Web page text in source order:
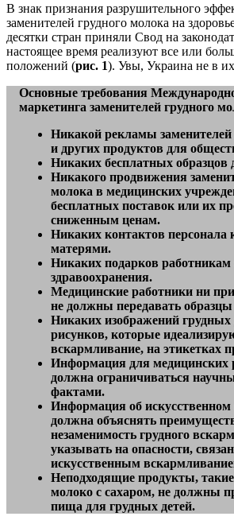
В знак признания разрушительного
заменителей грудного молока на
десятки стран приняли Свод на
настоящее время реализуют все или
положений (рис. 1). Увы, Украина не в
Основные требования
маркетинга заменителей грудного
Никакой рекламы заменителей
и других продуктов для
Никаких бесплатных образцов
Никакого продвижения
молока в медицинских
бесплатных поставок или их
сниженным ценам.
Никаких контактов персонала
матерями.
Никаких подарков работникам
здравоохранения.
Медицинские работники ни
не должны передавать
Никаких изображений грудных
рисунков, которые
вскармливание, на этикетках
Информация для медицинских
должна ограничиваться
фактами.
Информация об
должна объяснять
незаменимость грудного
указывать на опасности,
искусственным
Неподходящие продукты,
молоко с сахаром, не должны
пища для грудных детей.